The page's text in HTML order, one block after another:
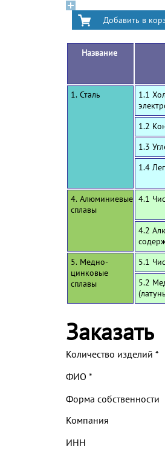
Название
1. Сталь
1.1
1.2
1.3
1.4
4. Алюминиевые
сплавы
4.1
4.2
5. Медно-
цинковые
сплавы
5.1
5.2
Заказать
Количество изделий *
ФИО *
Форма собственности
Компания
ИНН